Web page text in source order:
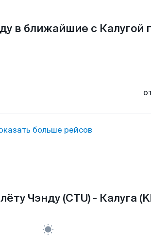
в ближайшие с Калугой
больше рейсов
Чэнду (CTU) - Калуга